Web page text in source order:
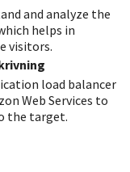
and analyze the
helps in
visitors.
load balancer
Web Services to
the target.